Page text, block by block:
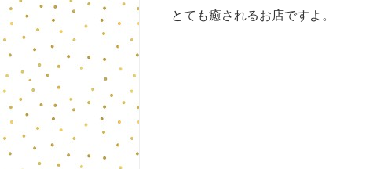
とても癒されるお店ですよ。